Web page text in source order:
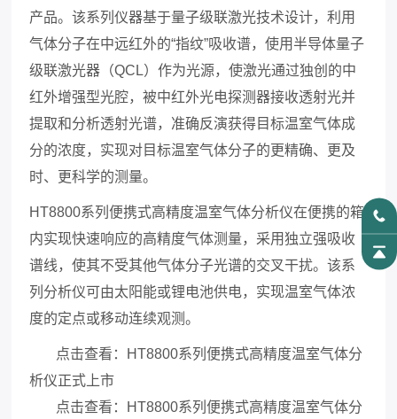
产品。该系列仪器基于量子级联激光技术设计，利用
气体分子在中远红外的“指纹”吸收谱，使用半导体量子
级联激光器（QCL）作为光源，使激光通过独创的中
红外增强型光腔，被中红外光电探测器接收透射光并
提取和分析透射光谱，准确反演获得目标温室气体成
分的浓度，实现对目标温室气体分子的更精确、更及
时、更科学的测量。
HT8800系列便携式高精度温室气体分析仪在便携的箱
内实现快速响应的高精度气体测量，采用独立强吸收
谱线，使其不受其他气体分子光谱的交叉干扰。该系
列分析仪可由太阳能或锂电池供电，实现温室气体浓
度的定点或移动连续观测。
点击查看：HT8800系列便携式高精度温室气体分
析仪正式上市
点击查看：HT8800系列便携式高精度温室气体分